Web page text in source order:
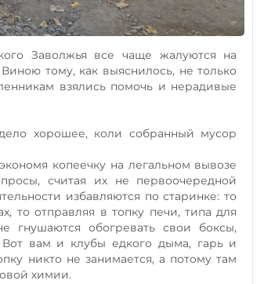
Заволжья все чаще жалуются на
тому, как выяснилось, не только
взялись помочь и нерадивые
хорошее, коли собранный мусор
копеечку на легальном вывозе
считая их не первоочередной
избавляются по старинке: то
то отправляя в топку печи, типа для
гнушаются обогревать свои боксы,
Вот вам и клубы едкого дыма, гарь и
никто не занимается, а потому там
химии.